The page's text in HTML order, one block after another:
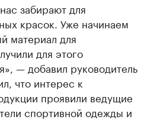
забирают для
красок. Уже начинаем
материал для
для этого
— добавил руководитель
что интерес к
проявили ведущие
спортивной одежды и